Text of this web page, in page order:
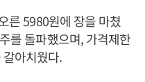
른 5980원에 장을 마쳤
를 돌파했으며, 가격제한
아치웠다.